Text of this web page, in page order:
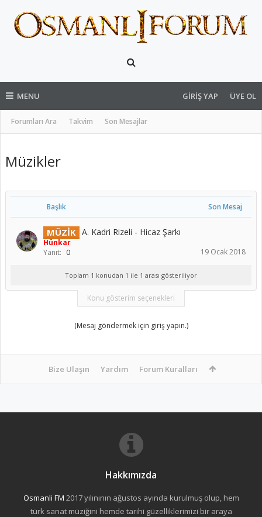
MENU
Forumları Ara Takvim Son Mesajlar
GIRIŞ YAP ÜYE OL
Müzikler
Başlık Son Mesaj
MÜZİK A. Kadri Rizeli - Hicaz Şarkı
Hünkar
Yanıt: 0 19 Ocak 2018
Toplam 1 konudan 1 ile 1 arası gösteriliyor
Konu gösterim seçenekleri
(Mesaj göndermek için giriş yapın.)
Bize Ulaşın Yardım Forum Kuralları
Hakkımızda
Osmanli FM 2017 yılınının ağustos ayında kurulmuş olup, hem
türk sanat müziğini hemde tarihi güzelliklerimizi bir araya